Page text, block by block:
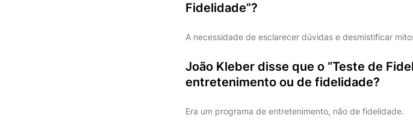
Fidelidade”?
A necessidade de esclarecer dúvidas e desmistificar
João Kleber disse que o “Teste de
entretenimento ou de fidelidade?
Era um programa de entretenimento, não de fidelidade.